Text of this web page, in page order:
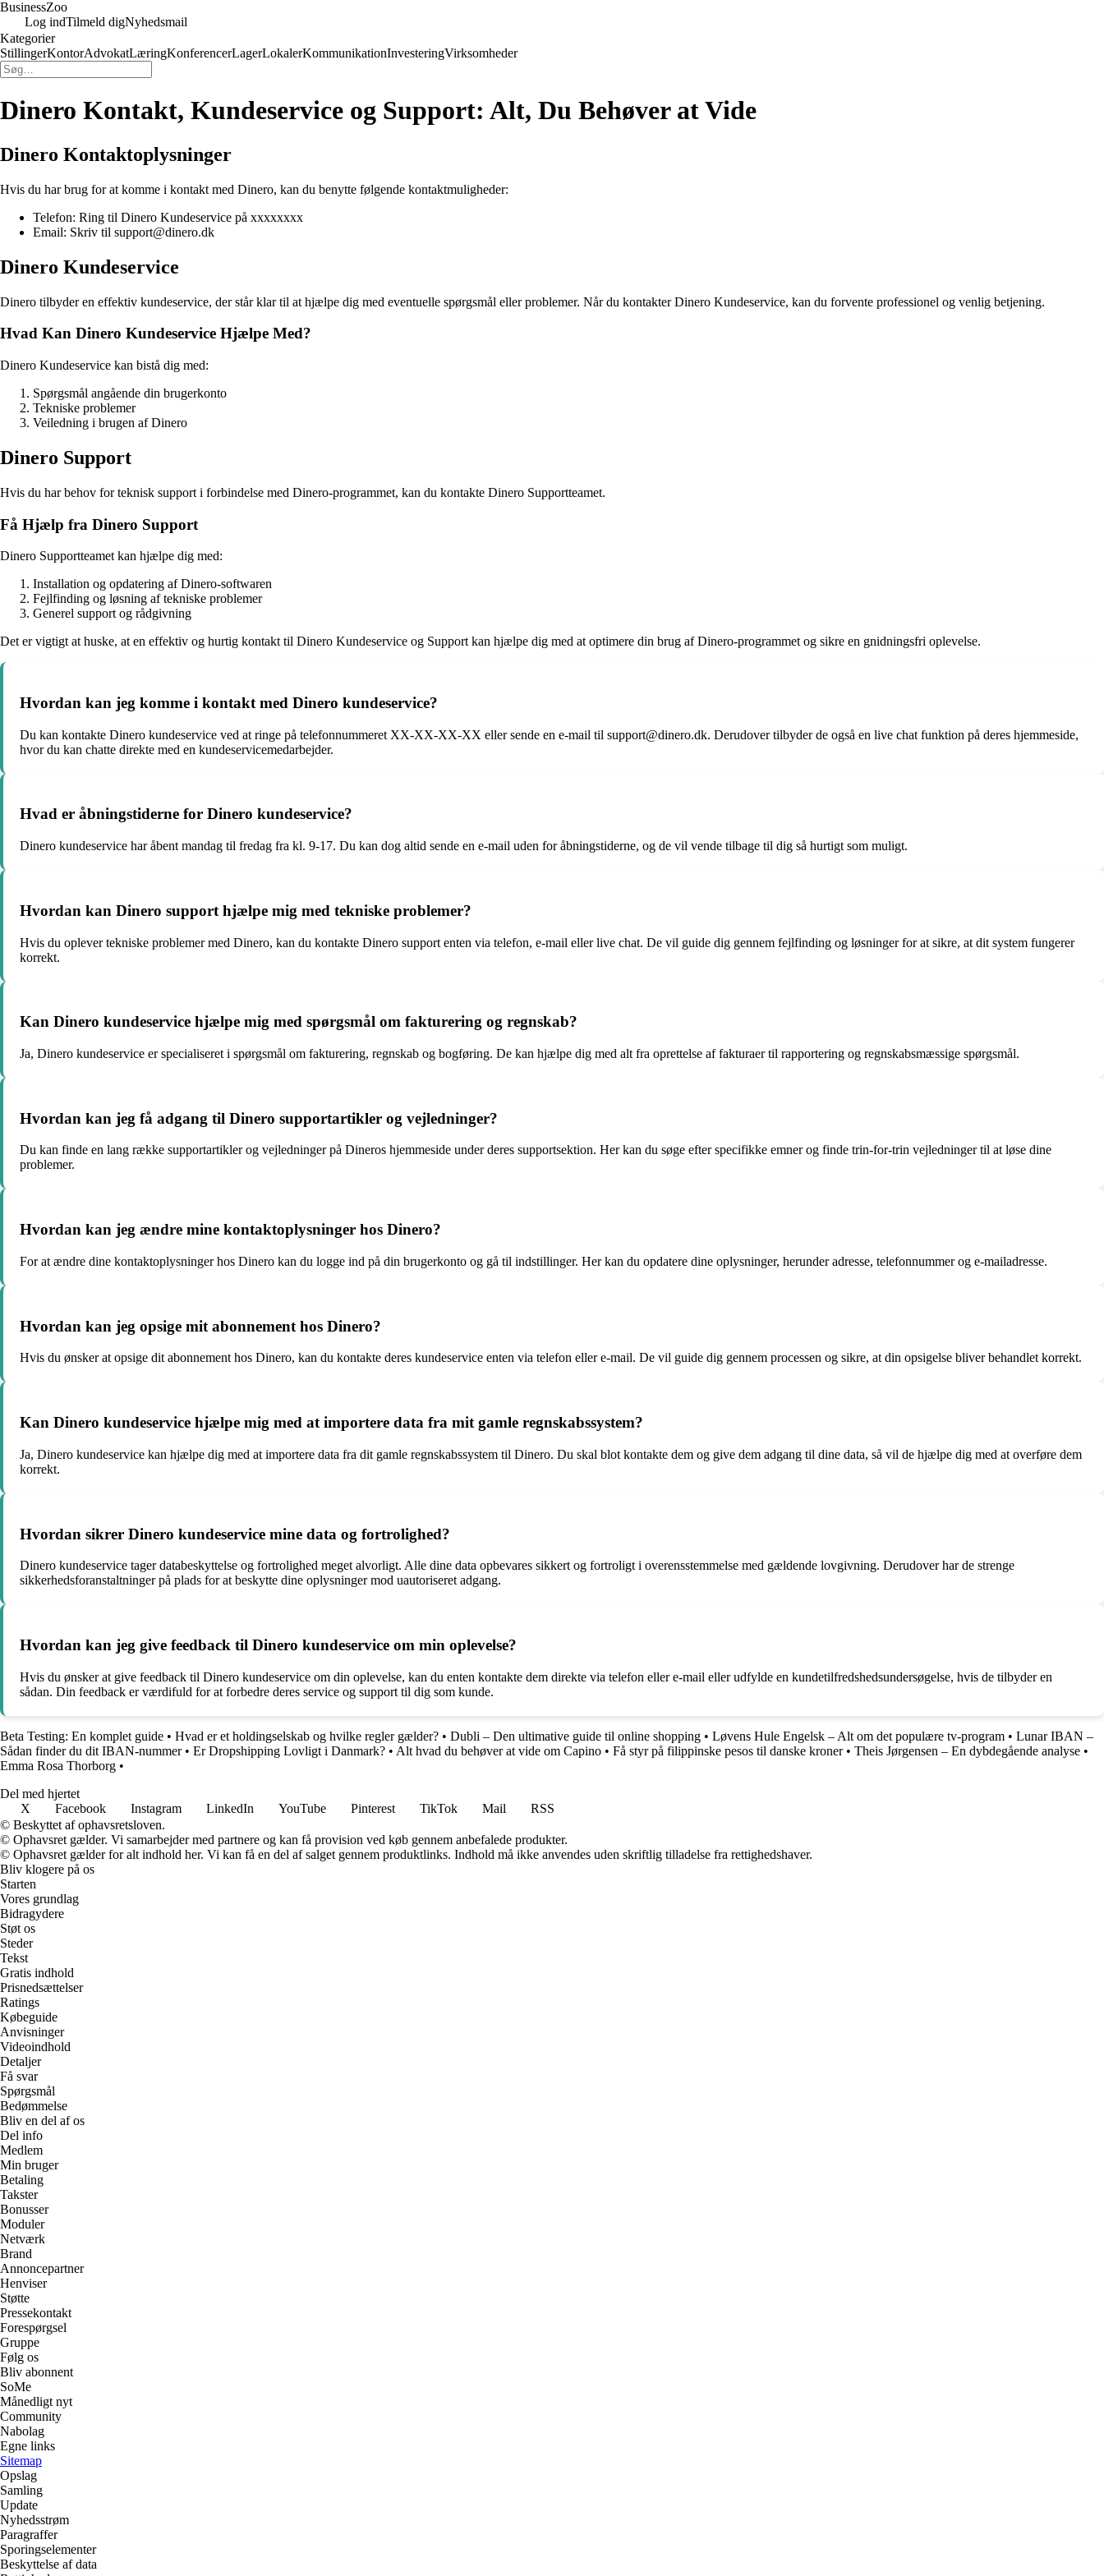
BusinessZoo
Log indTilmeld digNyhedsmail
Kategorier
StillingerKontorAdvokatLæringKonferencerLagerLokalerKommunikationInvesteringVirksomheder
Dinero Kontakt, Kundeservice og Support: Alt, Du Behøver at Vide
Dinero Kontaktoplysninger
Hvis du har brug for at komme i kontakt med Dinero, kan du benytte følgende kontaktmuligheder:
Telefon: Ring til Dinero Kundeservice på xxxxxxxx
Email: Skriv til support@dinero.dk
Dinero Kundeservice
Dinero tilbyder en effektiv kundeservice, der står klar til at hjælpe dig med eventuelle spørgsmål eller problemer. Når du kontakter Dinero Kundeservice, kan du forvente professionel og venlig betjening.
Hvad Kan Dinero Kundeservice Hjælpe Med?
Dinero Kundeservice kan bistå dig med:
Spørgsmål angående din brugerkonto
Tekniske problemer
Veiledning i brugen af Dinero
Dinero Support
Hvis du har behov for teknisk support i forbindelse med Dinero-programmet, kan du kontakte Dinero Supportteamet.
Få Hjælp fra Dinero Support
Dinero Supportteamet kan hjælpe dig med:
Installation og opdatering af Dinero-softwaren
Fejlfinding og løsning af tekniske problemer
Generel support og rådgivning
Det er vigtigt at huske, at en effektiv og hurtig kontakt til Dinero Kundeservice og Support kan hjælpe dig med at optimere din brug af Dinero-programmet og sikre en gnidningsfri oplevelse.
Hvordan kan jeg komme i kontakt med Dinero kundeservice?
Du kan kontakte Dinero kundeservice ved at ringe på telefonnummeret XX-XX-XX-XX eller sende en e-mail til support@dinero.dk. Derudover tilbyder de også en live chat funktion på deres hjemmeside,
hvor du kan chatte direkte med en kundeservicemedarbejder.
Hvad er åbningstiderne for Dinero kundeservice?
Dinero kundeservice har åbent mandag til fredag fra kl. 9-17. Du kan dog altid sende en e-mail uden for åbningstiderne, og de vil vende tilbage til dig så hurtigt som muligt.
Hvordan kan Dinero support hjælpe mig med tekniske problemer?
Hvis du oplever tekniske problemer med Dinero, kan du kontakte Dinero support enten via telefon, e-mail eller live chat. De vil guide dig gennem fejlfinding og løsninger for at sikre, at dit system fungerer
korrekt.
Kan Dinero kundeservice hjælpe mig med spørgsmål om fakturering og regnskab?
Ja, Dinero kundeservice er specialiseret i spørgsmål om fakturering, regnskab og bogføring. De kan hjælpe dig med alt fra oprettelse af fakturaer til rapportering og regnskabsmæssige spørgsmål.
Hvordan kan jeg få adgang til Dinero supportartikler og vejledninger?
Du kan finde en lang række supportartikler og vejledninger på Dineros hjemmeside under deres supportsektion. Her kan du søge efter specifikke emner og finde trin-for-trin vejledninger til at løse dine
problemer.
Hvordan kan jeg ændre mine kontaktoplysninger hos Dinero?
For at ændre dine kontaktoplysninger hos Dinero kan du logge ind på din brugerkonto og gå til indstillinger. Her kan du opdatere dine oplysninger, herunder adresse, telefonnummer og e-mailadresse.
Hvordan kan jeg opsige mit abonnement hos Dinero?
Hvis du ønsker at opsige dit abonnement hos Dinero, kan du kontakte deres kundeservice enten via telefon eller e-mail. De vil guide dig gennem processen og sikre, at din opsigelse bliver behandlet korrekt.
Kan Dinero kundeservice hjælpe mig med at importere data fra mit gamle regnskabssystem?
Ja, Dinero kundeservice kan hjælpe dig med at importere data fra dit gamle regnskabssystem til Dinero. Du skal blot kontakte dem og give dem adgang til dine data, så vil de hjælpe dig med at overføre dem
korrekt.
Hvordan sikrer Dinero kundeservice mine data og fortrolighed?
Dinero kundeservice tager databeskyttelse og fortrolighed meget alvorligt. Alle dine data opbevares sikkert og fortroligt i overensstemmelse med gældende lovgivning. Derudover har de strenge
sikkerhedsforanstaltninger på plads for at beskytte dine oplysninger mod uautoriseret adgang.
Hvordan kan jeg give feedback til Dinero kundeservice om min oplevelse?
Hvis du ønsker at give feedback til Dinero kundeservice om din oplevelse, kan du enten kontakte dem direkte via telefon eller e-mail eller udfylde en kundetilfredshedsundersøgelse, hvis de tilbyder en
sådan. Din feedback er værdifuld for at forbedre deres service og support til dig som kunde.
Beta Testing: En komplet guide • Hvad er et holdingselskab og hvilke regler gælder? • Dubli – Den ultimative guide til online shopping • Løvens Hule Engelsk – Alt om det populære tv-program • Lunar IBAN –
Sådan finder du dit IBAN-nummer• Er Dropshipping Lovligt i Danmark? • Alt hvad du behøver at vide om Capino • Få styr på filippinske pesos til danske kroner• Theis Jørgensen – En dybdegående analyse •
Emma Rosa Thorborg •
Del med hjertet
X
Facebook Instagram LinkedIn YouTube Pinterest TikTok Mail
RSS
© Beskyttet af ophavsretsloven.
© Ophavsret gælder. Vi samarbejder med partnere og kan få provision ved køb gennem anbefalede produkter.
© Ophavsret gælder for alt indhold her. Vi kan få en del af salget gennem produktlinks. Indhold må ikke anvendes uden skriftlig tilladelse fra rettighedshaver.
Bliv klogere på os
Starten
Vores grundlag
Bidragydere
Støt os
Steder
Tekst
Gratis indhold
Prisnedsættelser
Ratings
Købeguide
Anvisninger
Videoindhold
Detaljer
Få svar
Spørgsmål
Bedømmelse
Bliv en del af os
Del info
Medlem
Min bruger
Betaling
Takster
Bonusser
Moduler
Netværk
Brand
Annoncepartner
Henviser
Støtte
Pressekontakt
Forespørgsel
Gruppe
Følg os
Bliv abonnent
SoMe
Månedligt nyt
Community
Nabolag
Egne links
Sitemap
Opslag
Samling
Update
Nyhedsstrøm
Paragraffer
Sporingselementer
Beskyttelse af data